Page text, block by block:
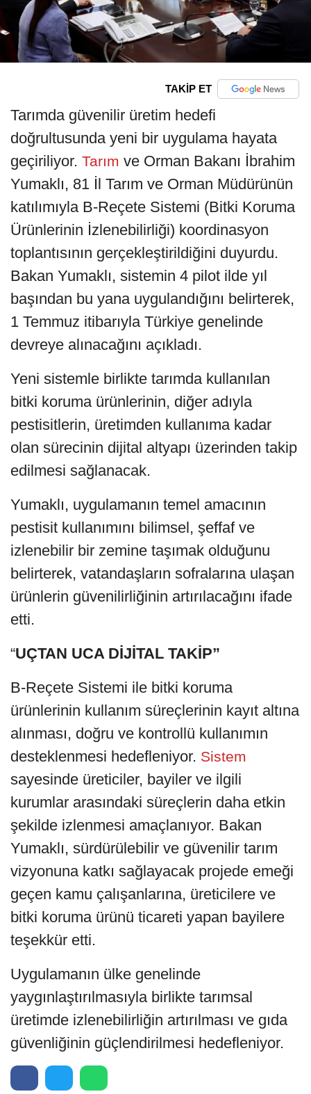
TAKİP ET
Tarımda güvenilir üretim hedefi
doğrultusunda yeni bir uygulama hayata
geçiriliyor. Tarım ve Orman Bakanı İbrahim
Yumaklı, 81 İl Tarım ve Orman Müdürünün
katılımıyla B-Reçete Sistemi (Bitki Koruma
Ürünlerinin İzlenebilirliği) koordinasyon
toplantısının gerçekleştirildiğini duyurdu.
Bakan Yumaklı, sistemin 4 pilot ilde yıl
başından bu yana uygulandığını belirterek,
1 Temmuz itibarıyla Türkiye genelinde
devreye alınacağını açıkladı.
Yeni sistemle birlikte tarımda kullanılan
bitki koruma ürünlerinin, diğer adıyla
pestisitlerin, üretimden kullanıma kadar
olan sürecinin dijital altyapı üzerinden takip
edilmesi sağlanacak.
Yumaklı, uygulamanın temel amacının
pestisit kullanımını bilimsel, şeffaf ve
izlenebilir bir zemine taşımak olduğunu
belirterek, vatandaşların sofralarına ulaşan
ürünlerin güvenilirliğinin artırılacağını ifade
etti.
“UÇTAN UCA DİJİTAL TAKİP”
B-Reçete Sistemi ile bitki koruma
ürünlerinin kullanım süreçlerinin kayıt altına
alınması, doğru ve kontrollü kullanımın
desteklenmesi hedefleniyor. Sistem
sayesinde üreticiler, bayiler ve ilgili
kurumlar arasındaki süreçlerin daha etkin
şekilde izlenmesi amaçlanıyor. Bakan
Yumaklı, sürdürülebilir ve güvenilir tarım
vizyonuna katkı sağlayacak projede emeği
geçen kamu çalışanlarına, üreticilere ve
bitki koruma ürünü ticareti yapan bayilere
teşekkür etti.
Uygulamanın ülke genelinde
yaygınlaştırılmasıyla birlikte tarımsal
üretimde izlenebilirliğin artırılması ve gıda
güvenliğinin güçlendirilmesi hedefleniyor.